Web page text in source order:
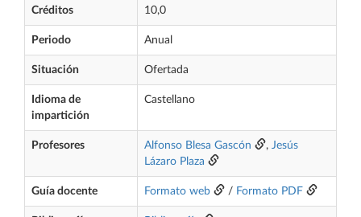
Créditos 10,0
Periodo Anual
Situación Ofertada
Idioma de
impartición
Castellano
Profesores Alfonso Blesa Gascón , Jesús
Lázaro Plaza
Guía docente Formato web / Formato PDF